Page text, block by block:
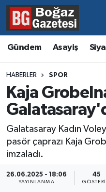
Gündem Asayiş
HABERLER SPOR
Kaja
Galatasaray Kadın
pasör çaprazı Kaja
imzaladı.
26.06.2025 - 18:06
YAYINLANMA
45
Asayiş
Eğitim
Ekonomi
Gündem
Kültür ve Sanat
Resmi İlanlar
Hava Durumu
Trafik Durumu
Süper Lig Puan
Tüm Manşetler
Son Dakika Haberleri